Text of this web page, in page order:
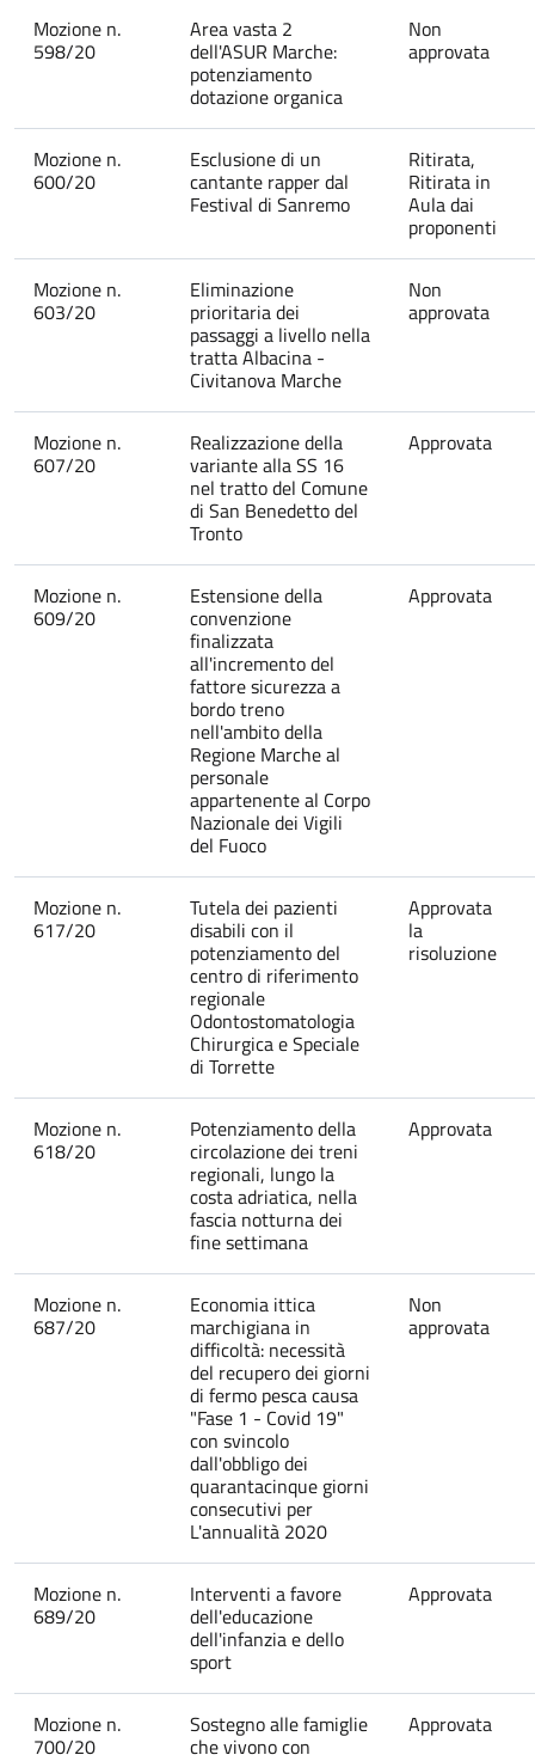
Mozione n.
598/20
Area vasta 2
dell'ASUR Marche:
potenziamento
dotazione organica
Non
approvata
Mozione n.
600/20
Esclusione di un
cantante rapper dal
Festival di Sanremo
Ritirata,
Ritirata in
Aula dai
proponenti
Mozione n.
603/20
Eliminazione
prioritaria dei
passaggi a livello nella
tratta Albacina -
Civitanova Marche
Non
approvata
Mozione n.
607/20
Realizzazione della
variante alla SS 16
nel tratto del Comune
di San Benedetto del
Tronto
Approvata
Mozione n.
609/20
Estensione della
convenzione
finalizzata
all'incremento del
fattore sicurezza a
bordo treno
nell'ambito della
Regione Marche al
personale
appartenente al Corpo
Nazionale dei Vigili
del Fuoco
Approvata
Mozione n.
617/20
Tutela dei pazienti
disabili con il
potenziamento del
centro di riferimento
regionale
Odontostomatologia
Chirurgica e Speciale
di Torrette
Approvata
la
risoluzione
Mozione n.
618/20
Potenziamento della
circolazione dei treni
regionali, lungo la
costa adriatica, nella
fascia notturna dei
fine settimana
Approvata
Mozione n.
687/20
Economia ittica
marchigiana in
difficoltà: necessità
del recupero dei giorni
di fermo pesca causa
"Fase 1 - Covid 19"
con svincolo
dall'obbligo dei
quarantacinque giorni
consecutivi per
L'annualità 2020
Non
approvata
Mozione n.
689/20
Interventi a favore
dell'educazione
dell'infanzia e dello
sport
Approvata
Mozione n.
700/20
Sostegno alle famiglie
che vivono con
Approvata